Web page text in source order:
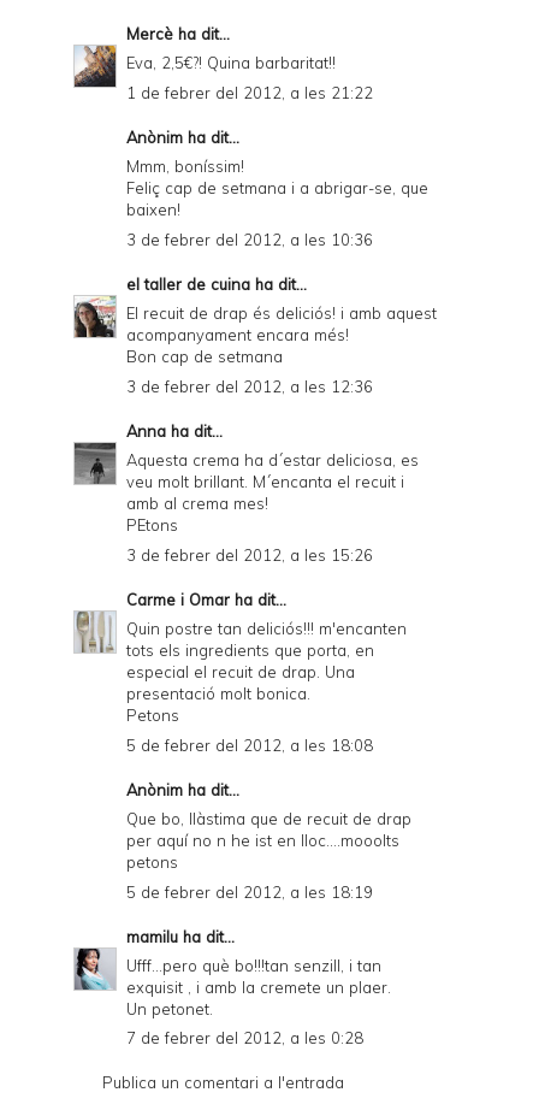
Mercè ha dit...
Eva, 2,5€?! Quina barbaritat!!
1 de febrer del 2012, a les 21:22
Anònim ha dit...
Mmm, boníssim!
Feliç cap de setmana i a abrigar-se, que
baixen!
3 de febrer del 2012, a les 10:36
el taller de cuina ha dit...
El recuit de drap és deliciós! i amb aquest
acompanyament encara més!
Bon cap de setmana
3 de febrer del 2012, a les 12:36
Anna ha dit...
Aquesta crema ha d´estar deliciosa, es
veu molt brillant. M´encanta el recuit i
amb al crema mes!
PEtons
3 de febrer del 2012, a les 15:26
Carme i Omar ha dit...
Quin postre tan deliciós!!! m'encanten
tots els ingredients que porta, en
especial el recuit de drap. Una
presentació molt bonica.
Petons
5 de febrer del 2012, a les 18:08
Anònim ha dit...
Que bo, llàstima que de recuit de drap
per aquí no n he ist en lloc....mooolts
petons
5 de febrer del 2012, a les 18:19
mamilu ha dit...
Ufff...pero què bo!!!tan senzill, i tan
exquisit , i amb la cremete un plaer.
Un petonet.
7 de febrer del 2012, a les 0:28
Publica un comentari a l'entrada